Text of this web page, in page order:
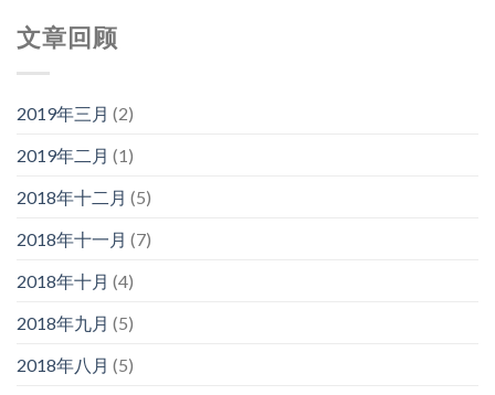
文章回顾
2019年三月 (2)
2019年二月 (1)
2018年十二月 (5)
2018年十一月 (7)
2018年十月 (4)
2018年九月 (5)
2018年八月 (5)